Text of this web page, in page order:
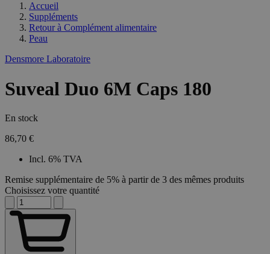
Accueil
Suppléments
Retour à Complément alimentaire
Peau
Densmore Laboratoire
Suveal Duo 6M Caps 180
En stock
86,70 €
Incl. 6% TVA
Remise supplémentaire de 5% à partir de 3 des mêmes produits
Choisissez votre quantité